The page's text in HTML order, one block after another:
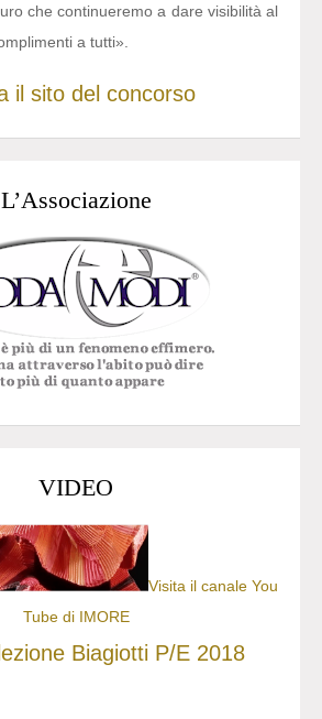
che continueremo a dare visibilità al
a tutti».
il sito del concorso
L’Associazione
VIDEO
Visita il canale You
Tube di IMORE
Biagiotti P/E 2018